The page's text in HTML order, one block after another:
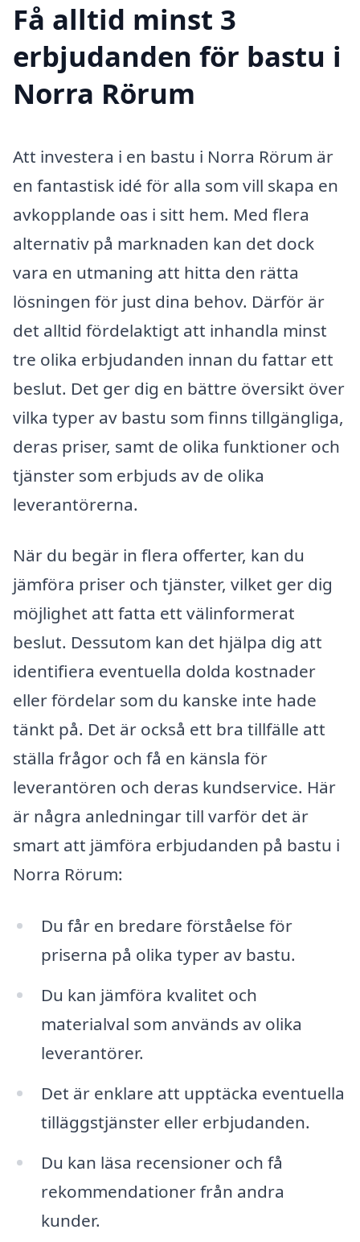
Få alltid minst 3
erbjudanden för bastu i
Norra Rörum
Att investera i en bastu i Norra Rörum är
en fantastisk idé för alla som vill skapa en
avkopplande oas i sitt hem. Med flera
alternativ på marknaden kan det dock
vara en utmaning att hitta den rätta
lösningen för just dina behov. Därför är
det alltid fördelaktigt att inhandla minst
tre olika erbjudanden innan du fattar ett
beslut. Det ger dig en bättre översikt över
vilka typer av bastu som finns tillgängliga,
deras priser, samt de olika funktioner och
tjänster som erbjuds av de olika
leverantörerna.
När du begär in flera offerter, kan du
jämföra priser och tjänster, vilket ger dig
möjlighet att fatta ett välinformerat
beslut. Dessutom kan det hjälpa dig att
identifiera eventuella dolda kostnader
eller fördelar som du kanske inte hade
tänkt på. Det är också ett bra tillfälle att
ställa frågor och få en känsla för
leverantören och deras kundservice. Här
är några anledningar till varför det är
smart att jämföra erbjudanden på bastu i
Norra Rörum:
Du får en bredare förståelse för
priserna på olika typer av bastu.
Du kan jämföra kvalitet och
materialval som används av olika
leverantörer.
Det är enklare att upptäcka eventuella
tilläggstjänster eller erbjudanden.
Du kan läsa recensioner och få
rekommendationer från andra
kunder.